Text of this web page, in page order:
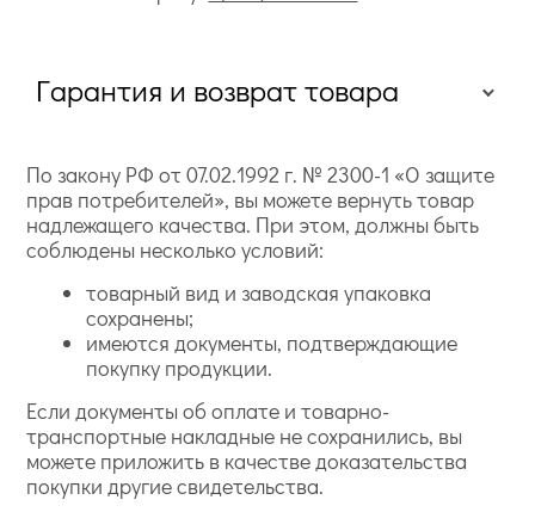
Гарантия и возврат товара
По закону РФ от 07.02.1992 г. № 2300-1 «О защите
прав потребителей», вы можете вернуть товар
надлежащего качества. При этом, должны быть
соблюдены несколько условий:
товарный вид и заводская упаковка
сохранены;
имеются документы, подтверждающие
покупку продукции.
Если документы об оплате и товарно-
транспортные накладные не сохранились, вы
можете приложить в качестве доказательства
покупки другие свидетельства.